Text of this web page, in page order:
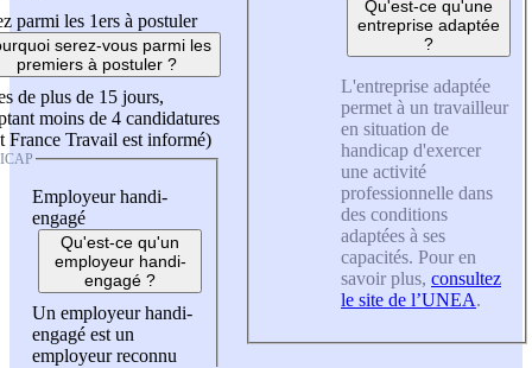
parmi les 1ers à postuler
serez-vous parmi les
premiers à postuler ?
de plus de 15 jours,
moins de 4 candidatures
France Travail est informé)
Employeur handi-
engagé
Qu'est-ce qu'un
employeur handi-
engagé ?
Un employeur handi-
engagé est un
employeur reconnu
Qu'est-ce qu'une
entreprise adaptée
?
L'entreprise adaptée
permet à un travailleur
en situation de
handicap d'exercer
une activité
professionnelle dans
des conditions
adaptées à ses
capacités. Pour en
savoir plus, consultez
le site de l’UNEA.